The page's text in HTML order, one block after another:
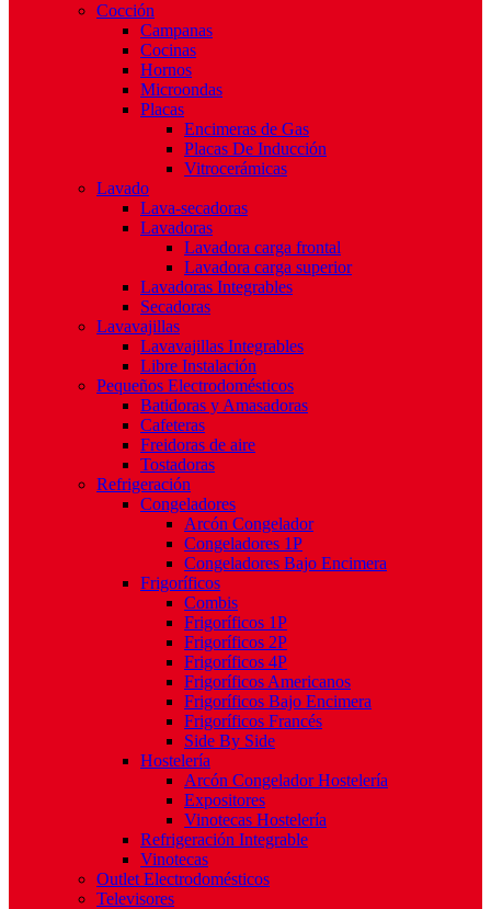
Cocción
Campanas
Cocinas
Hornos
Microondas
Placas
Encimeras de Gas
Placas De Inducción
Vitrocerámicas
Lavado
Lava-secadoras
Lavadoras
Lavadora carga frontal
Lavadora carga superior
Lavadoras Integrables
Secadoras
Lavavajillas
Lavavajillas Integrables
Libre Instalación
Pequeños Electrodomésticos
Batidoras y Amasadoras
Cafeteras
Freidoras de aire
Tostadoras
Refrigeración
Congeladores
Arcón Congelador
Congeladores 1P
Congeladores Bajo Encimera
Frigoríficos
Combis
Frigoríficos 1P
Frigoríficos 2P
Frigoríficos 4P
Frigoríficos Americanos
Frigoríficos Bajo Encimera
Frigoríficos Francés
Side By Side
Hostelería
Arcón Congelador Hostelería
Expositores
Vinotecas Hostelería
Refrigeración Integrable
Vinotecas
Outlet Electrodomésticos
Televisores